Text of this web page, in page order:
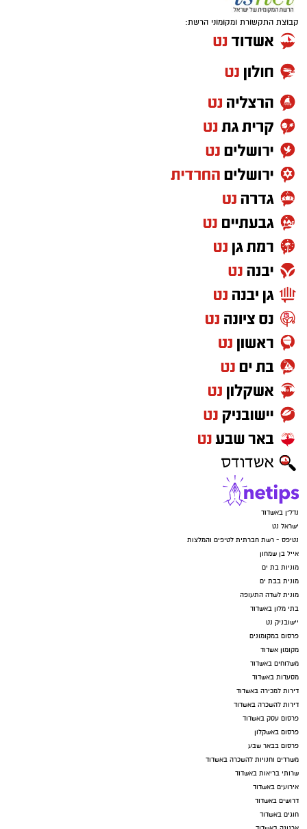
קבוצת התקשורת ומקומוני הרשת:
נדל"ן באשדוד
ישראל נט
נטיפס - רשת חברתית לטיפים והמלצות
אייל בן שמחון
מוניות בת ים
מונית בבת ים
מונית לשדה התעופה
בתי מלון באשדוד
יישובניק נט
פרסום במקומונים
מקומון אשדוד
משלוחים באשדוד
מסעדות באשדוד
דירות למכירה באשדוד
דירות להשכרה באשדוד
פרסום עסק באשדוד
פרסום באשקלון
פרסום בבאר שבע
משרדים וחנויות להשכרה באשדוד
שרותי בריאות באשדוד
אירועים באשדוד
דרושים באשדוד
חוגים באשדוד